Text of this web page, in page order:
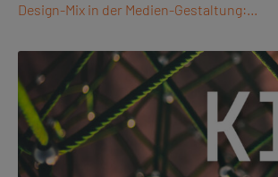
Design-Mix in der Medien-Gestaltung:…